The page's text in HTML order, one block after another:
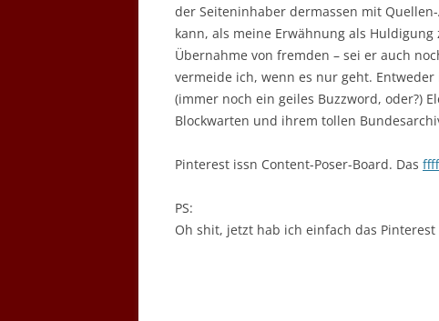
der Seiteninhaber dermassen mit
kann, als meine Erwähnung als
Übernahme von fremden – sei er auch
vermeide ich, wenn es nur geht.
(immer noch ein geiles Buzzword, oder?)
Blockwarten und ihrem tollen
Pinterest issn Content-Poser-Board. Das
PS:
Oh shit, jetzt hab ich einfach das